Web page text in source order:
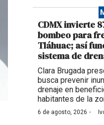
CDMX invierte
bombeo para
Tláhuac; así
sistema de
Clara Brugada
busca prevenir
drenaje en
habitantes de la
6 de agosto, 2026 ·